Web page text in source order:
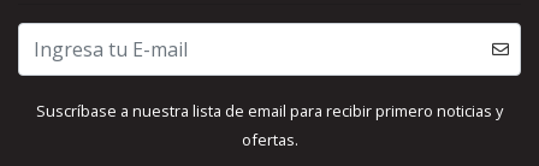
Suscríbase a nuestra lista de email para recibir primero noticias y
ofertas.